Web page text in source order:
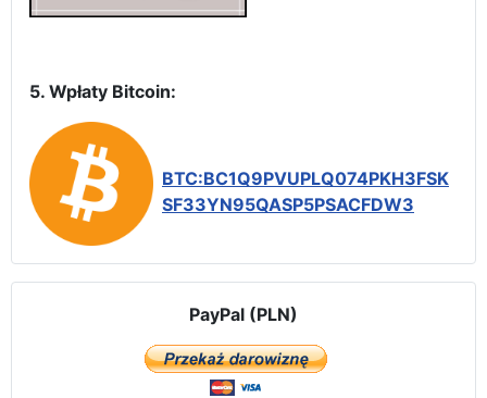
5. Wpłaty Bitcoin:
BTC:BC1Q9PVUPLQ074PKH3FSK
SF33YN95QASP5PSACFDW3
PayPal (PLN)